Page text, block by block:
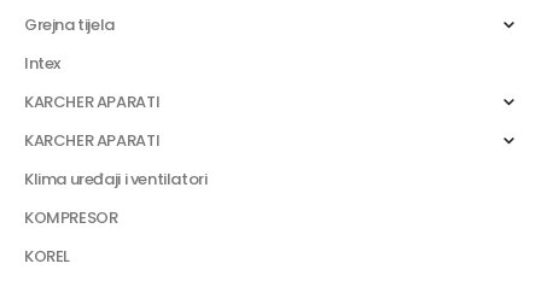
Grejna tijela
Intex
KARCHER APARATI
KARCHER APARATI
Klima uređaji i ventilatori
KOMPRESOR
KOREL